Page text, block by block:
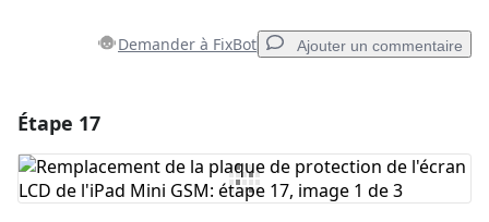
Demander à FixBot Ajouter un commentaire
Ajouter un commentaire
Étape 17